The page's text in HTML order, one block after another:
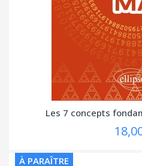
Les 7 concepts
À PARAÎTRE